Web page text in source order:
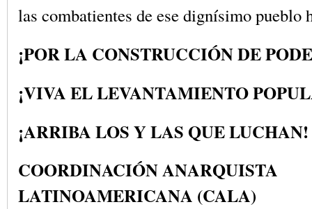
las combatientes de ese dignísimo pueblo
¡POR LA CONSTRUCCIÓN DE
¡VIVA EL LEVANTAMIENTO
¡ARRIBA LOS Y LAS QUE LUCHAN!
COORDINACIÓN ANARQUISTA
LATINOAMERICANA (CALA)